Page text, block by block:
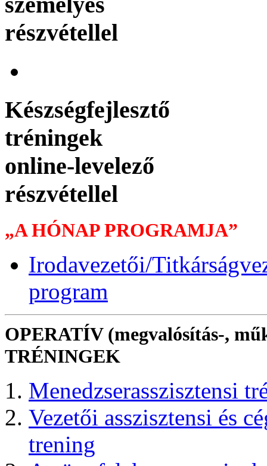
részvétellel
Készségfejlesztő
tréningek
online-levelező
részvétellel
„A HÓNAP PROGRAMJA”
Irodavezetői/
program
OPERATÍV (megvalósítás-,
TRÉNINGEK
Menedzserasszisztensi
Vezetői asszisztensi és
trening